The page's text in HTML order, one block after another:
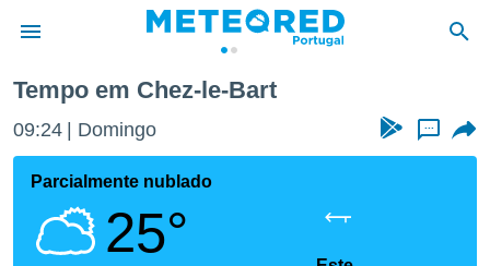
da
foi
fornecidas
Tempo em Chez-le-Bart
09:24 Domingo ...
Parcialmente nublado
25°